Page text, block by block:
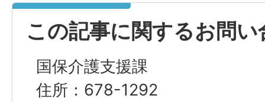
この記事に関するお問い
国保介護支援課
住所：678-1292